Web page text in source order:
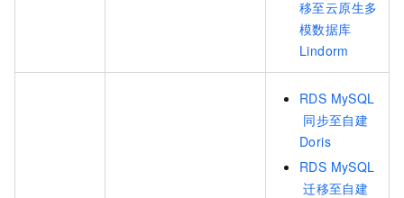
移至云原生多
模数据库
Lindorm
RDS MySQL
同步至自建
Doris
RDS MySQL
迁移至自建